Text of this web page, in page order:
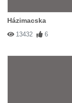
Házimacska
13432 6